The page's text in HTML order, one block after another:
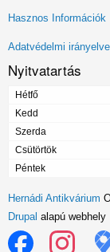
Lábléc
menü
Hasznos Információk
Adatvédelmi
Nyitvatartás
Hétfő
Kedd
Szerda
Csütörtök
Péntek
Hernádi Antikvárium
Drupal alapú webhely